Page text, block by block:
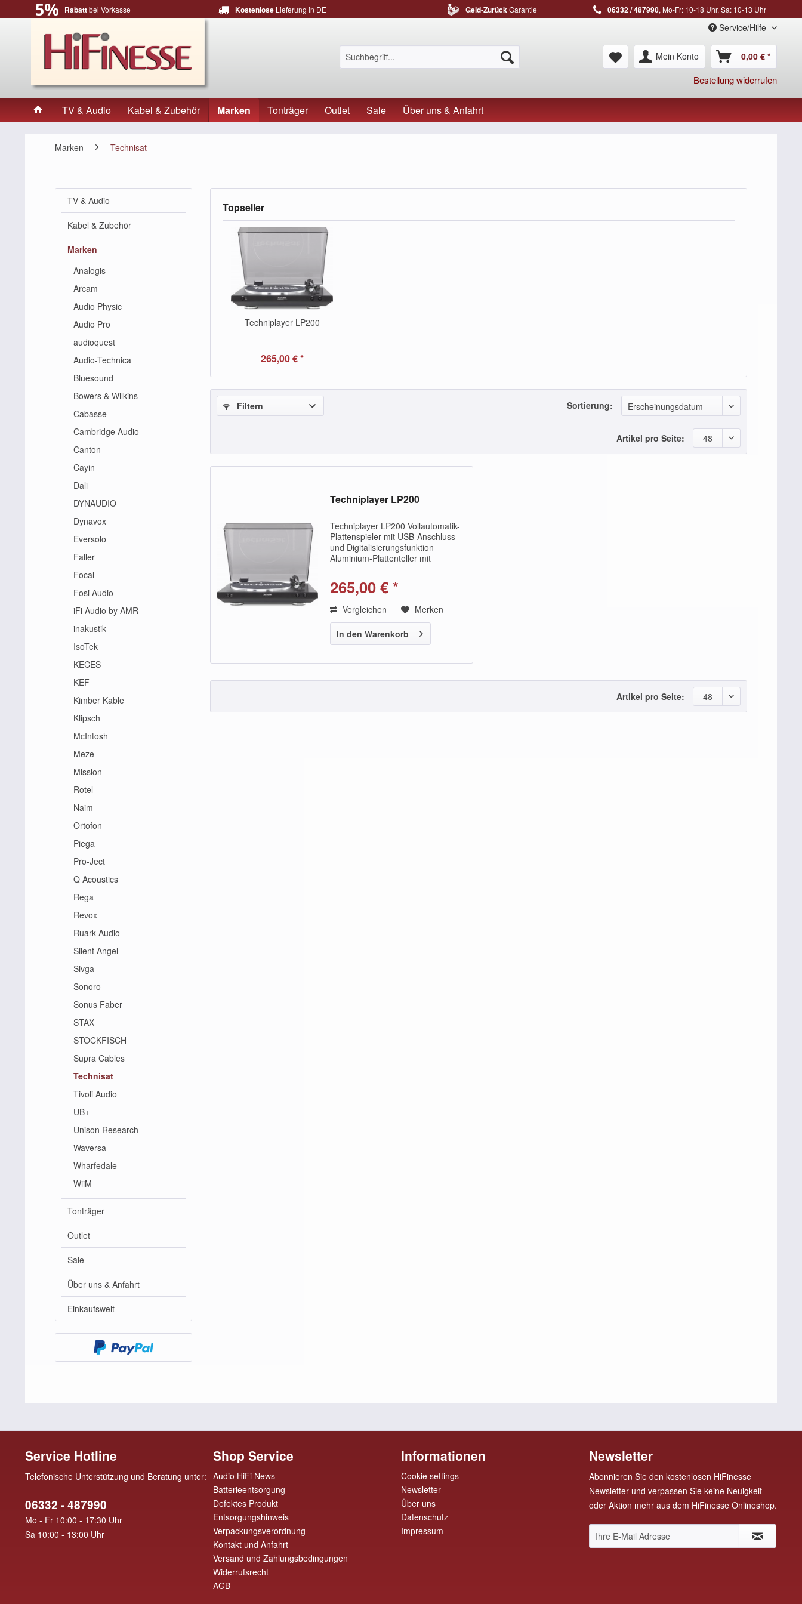
Rabattbei Vorkasse Kostenlose Lieferung in DE Geld-ZurückGarantie 06332 / 487990, Mo-Fr: 10-18 Uhr, Sa: 10-13 Uhr
Service/Hilfe
Mein Konto 0,00 € *
Bestellung widerrufen
TV & Audio Kabel & Zubehör Marken Tonträger Outlet Sale Über uns & Anfahrt
Marken Technisat
TV & Audio
Kabel & Zubehör
Marken
Analogis
Arcam
Audio Physic
Audio Pro
audioquest
Audio-Technica
Bluesound
Bowers & Wilkins
Cabasse
Cambridge Audio
Canton
Cayin
Dali
DYNAUDIO
Dynavox
Eversolo
Faller
Focal
Fosi Audio
iFi Audio by AMR
inakustik
IsoTek
KECES
KEF
Kimber Kable
Klipsch
McIntosh
Meze
Mission
Rotel
Naim
Ortofon
Piega
Pro-Ject
Q Acoustics
Rega
Revox
Ruark Audio
Silent Angel
Sivga
Sonoro
Sonus Faber
STAX
STOCKFISCH
Supra Cables
Technisat
Tivoli Audio
UB+
Unison Research
Waversa
Wharfedale
WiiM
Tonträger
Outlet
Sale
Über uns & Anfahrt
Einkaufswelt
Topseller
Techniplayer LP200
265,00 € *
Filtern Sortierung: Erscheinungsdatum
Artikel pro Seite: 48
Techniplayer LP200
Techniplayer LP200 Vollautomatik-
Plattenspieler mit USB-Anschluss
und Digitalisierungsfunktion
Aluminium-Plattenteller mit
Aufsetzen des Tonarmes Autostopp
am Plattenende mit
265,00 € *
Vergleichen Merken
In den Warenkorb
Artikel pro Seite: 48
Service Hotline
Telefonische Unterstützung und Beratung unter:
06332 - 487990
Mo - Fr 10:00 - 17:30 Uhr
Sa 10:00 - 13:00 Uhr
Shop Service
Audio HiFi News
Batterieentsorgung
Defektes Produkt
Entsorgungshinweis
Verpackungsverordnung
Kontakt und Anfahrt
Versand und Zahlungsbedingungen
Widerrufsrecht
AGB
Informationen
Cookie settings
Newsletter
Über uns
Datenschutz
Impressum
Newsletter
Abonnieren Sie den kostenlosen HiFinesse
Newsletter und verpassen Sie keine Neuigkeit
oder Aktion mehr aus dem HiFinesse Onlineshop.